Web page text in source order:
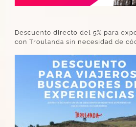
Descuento directo del 5% para
con Troulanda sin necesidad de